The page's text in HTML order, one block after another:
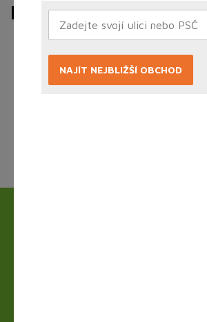
Bílé, červené, růžové
NAJÍT NEJBLIŽŠÍ OBCHOD